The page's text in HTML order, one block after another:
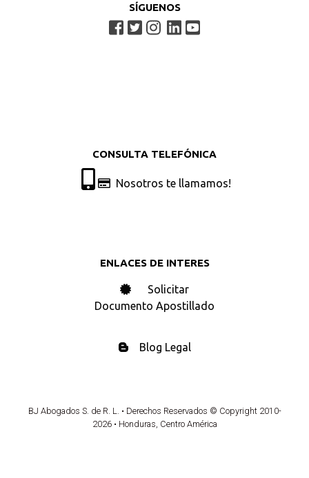
SÍGUENOS
CONSULTA TELEFÓNICA
Nosotros te llamamos!
ENLACES DE INTERES
Solicitar
Documento Apostillado
Blog Legal
BJ Abogados S. de R. L. • Derechos Reservados © Copyright 2010-
2026 • Honduras, Centro América